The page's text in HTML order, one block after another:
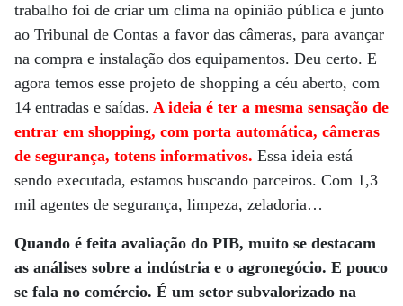
trabalho foi de criar um clima na opinião pública e junto
ao Tribunal de Contas a favor das câmeras, para avançar
na compra e instalação dos equipamentos. Deu certo. E
agora temos esse projeto de shopping a céu aberto, com
14 entradas e saídas. A ideia é ter a mesma sensação de
entrar em shopping, com porta automática, câmeras
de segurança, totens informativos. Essa ideia está
sendo executada, estamos buscando parceiros. Com 1,3
mil agentes de segurança, limpeza, zeladoria…
Quando é feita avaliação do PIB, muito se destacam
as análises sobre a indústria e o agronegócio. E pouco
se fala no comércio. É um setor subvalorizado na